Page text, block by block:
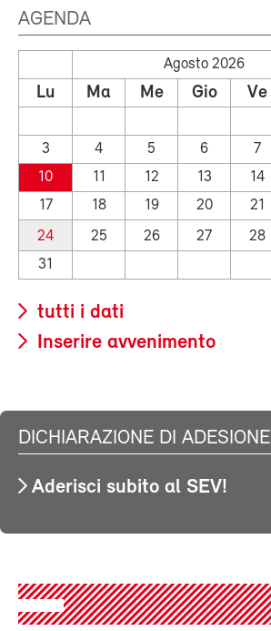
AGENDA
Agosto 2026
Lu Ma Me Gio Ve
3
4 5 6 7
10
11 12 13 14
17
18 19 20 21
24
25 26 27 28
31
tutti i dati
Inserire avvenimento
DICHIARAZIONE DI ADESIONE
Aderisci subito al SEV!